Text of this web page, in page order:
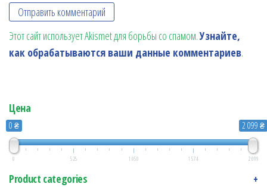
Этот сайт использует Akismet для борьбы со спамом.Узнайте,
как обрабатываются ваши данные комментариев.
Цена
0 ₴ 2 099 ₴
0 525 1 050 1 574 2 099
Product categories +